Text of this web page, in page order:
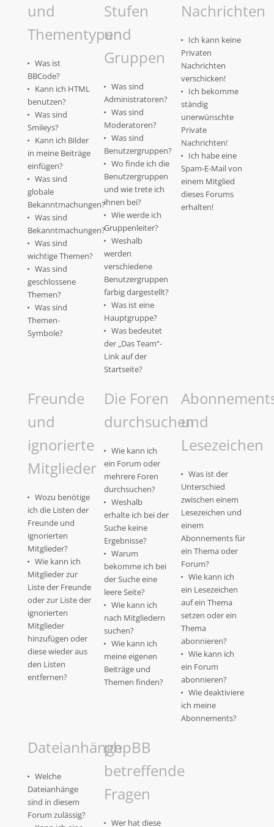
und
Thementypen
Was ist
BBCode?
Kann ich HTML
benutzen?
Was sind
Smileys?
Kann ich Bilder
in meine Beiträge
einfügen?
Was sind
globale
Bekanntmachungen?
Was sind
Bekanntmachungen?
Was sind
wichtige Themen?
Was sind
geschlossene
Themen?
Was sind
Themen-
Symbole?
Stufen
und
Gruppen
Was sind
Administratoren?
Was sind
Moderatoren?
Was sind
Benutzergruppen?
Wo finde ich die
Benutzergruppen
und wie trete ich
ihnen bei?
Wie werde ich
Gruppenleiter?
Weshalb
werden
verschiedene
Benutzergruppen
farbig dargestellt?
Was ist eine
Hauptgruppe?
Was bedeutet
der „Das Team“-
Link auf der
Startseite?
Nachrichten
Ich kann keine
Privaten
Nachrichten
verschicken!
Ich bekomme
ständig
unerwünschte
Private
Nachrichten!
Ich habe eine
Spam-E-Mail von
einem Mitglied
dieses Forums
erhalten!
Freunde
und
ignorierte
Mitglieder
Wozu benötige
ich die Listen der
Freunde und
ignorierten
Mitglieder?
Wie kann ich
Mitglieder zur
Liste der Freunde
oder zur Liste der
ignorierten
Mitglieder
hinzufügen oder
diese wieder aus
den Listen
entfernen?
Die Foren
durchsuchen
Wie kann ich
ein Forum oder
mehrere Foren
durchsuchen?
Weshalb
erhalte ich bei der
Suche keine
Ergebnisse?
Warum
bekomme ich bei
der Suche eine
leere Seite?
Wie kann ich
nach Mitgliedern
suchen?
Wie kann ich
meine eigenen
Beiträge und
Themen finden?
und
Lesezeichen
Was ist der
Unterschied
zwischen einem
Lesezeichen und
einem
Abonnements für
ein Thema oder
Forum?
Wie kann ich
ein Lesezeichen
auf ein Thema
setzen oder ein
Thema
abonnieren?
Wie kann ich
ein Forum
abonnieren?
Wie deaktiviere
ich meine
Abonnements?
Dateianhänge
Welche
Dateianhänge
sind in diesem
Forum zulässig?
phpBB
betreffende
Fragen
Wer hat diese